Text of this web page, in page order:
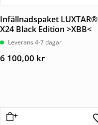
Infällnadspaket LUXTAR®
X24 Black Edition >XBB<
Leverans 4-7 dagar
6 100,00 kr